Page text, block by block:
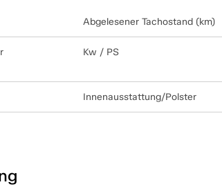
Abgelesener Tachostand (km)
Kw / PS
Innenausstattung/Polster